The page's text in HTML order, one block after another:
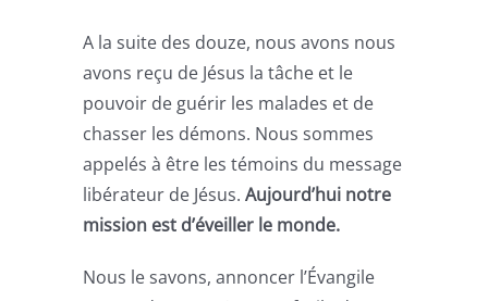
A la suite des douze, nous avons nous
avons reçu de Jésus la tâche et le
pouvoir de guérir les malades et de
chasser les démons. Nous sommes
appelés à être les témoins du message
libérateur de Jésus.Aujourd’hui notre
mission est d’éveiller le monde.
Nous le savons, annoncer l’Évangile